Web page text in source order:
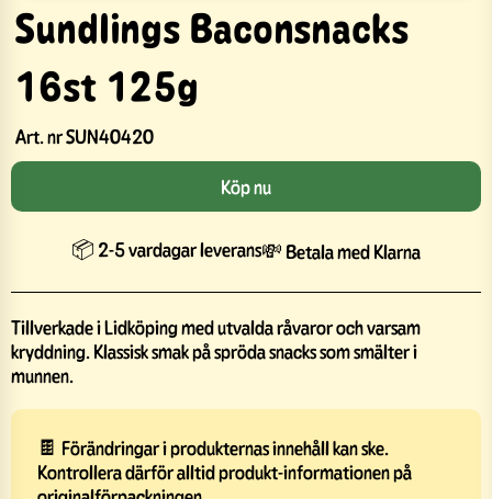
Sundlings Baconsnacks
16st 125g
Art. nrSUN40420
Köp nu
📦 2-5 vardagar leverans💸 Betala med Klarna
Tillverkade i Lidköping med utvalda råvaror och varsam
kryddning. Klassisk smak på spröda snacks som smälter i
munnen.
🍫 Förändringar i produkternas innehåll kan ske.
Kontrollera därför alltid produkt-informationen på